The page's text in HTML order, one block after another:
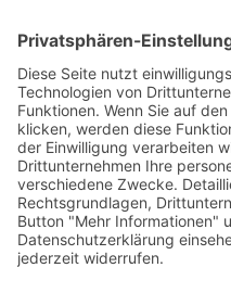
Künstler 2004
Alle Ausstellungsorte
Cookie-